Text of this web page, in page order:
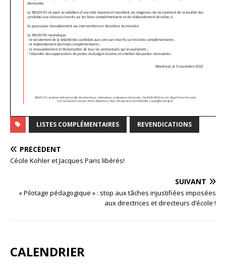
LISTES COMPLÉMENTAIRES REVENDICATIONS
PRÉCÉDENT
Cécile Kohler et Jacques Paris libérés!
SUIVANT
« Pilotage pédagogique » : stop aux tâches injustifiées imposées
aux directrices et directeurs d’école !
CALENDRIER